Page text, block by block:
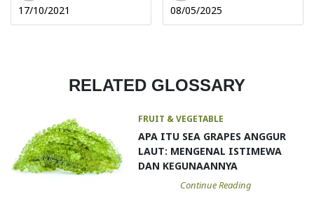
17/10/2021 08/05/2025
RELATED GLOSSARY
FRUIT & VEGETABLE
APA ITU SEA GRAPES ANGGUR
LAUT: MENGENAL ISTIMEWA
DAN KEGUNAANNYA
Continue Reading